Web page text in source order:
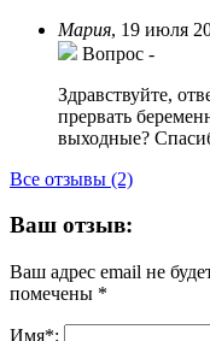
Мария, 19 июля
Вопрос -
Здравствуйте,
прервать
выходные?
Все отзывы (2)
Ваш отзыв:
Ваш адрес email не
помечены *
Имя*: